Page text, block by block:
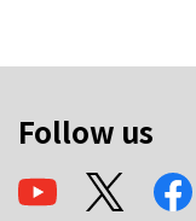
Follow us